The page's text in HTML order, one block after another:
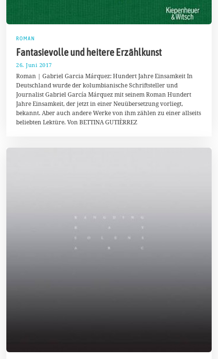
ROMAN
Fantasievolle und heitere Erzählkunst
26. Juni 2017
J
u
l
i
0
1
Roman | Gabriel Garcia Márquez: Hundert Jahre Einsamkeit In
Deutschland wurde der kolumbianische Schriftsteller und
Journalist Gabriel García Márquez mit seinem Roman Hundert
Jahre Einsamkeit, der jetzt in einer Neuübersetzung vorliegt,
bekannt. Aber auch andere Werke von ihm zählen zu einer allseits
beliebten Lektüre. Von BETTINA GUTIÈRREZ